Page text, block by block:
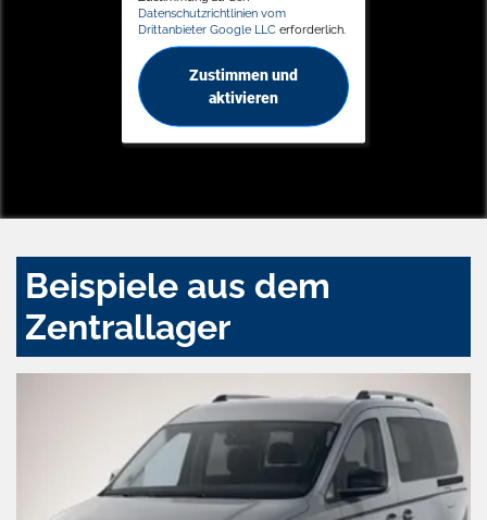
Datenschutzrichtlinien vom
Drittanbieter Google LLC erforderlich.
Zustimmen und
aktivieren
Beispiele aus dem
Zentrallager